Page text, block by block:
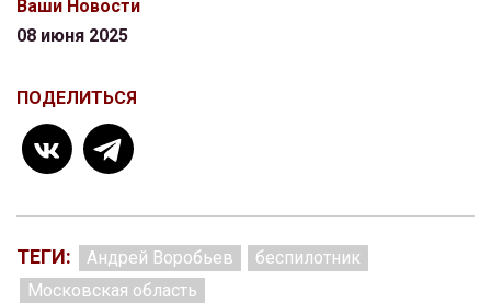
Ваши Новости
08 июня 2025
ПОДЕЛИТЬСЯ
ТЕГИ: Андрей Воробьев
беспилотник
Московская область